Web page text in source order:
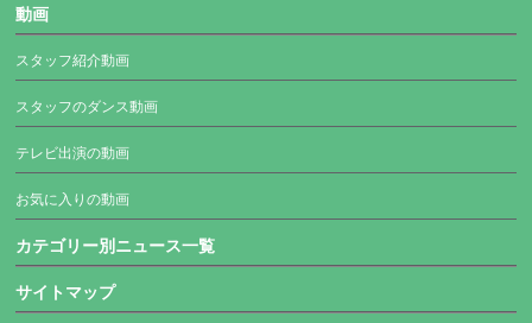
動画
スタッフ紹介動画
スタッフのダンス動画
テレビ出演の動画
お気に入りの動画
カテゴリー別ニュース一覧
サイトマップ